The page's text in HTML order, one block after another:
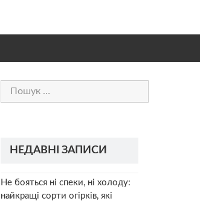
Пошук:
НЕДАВНІ ЗАПИСИ
Не бояться ні спеки, ні холоду:
найкращі сорти огірків, які